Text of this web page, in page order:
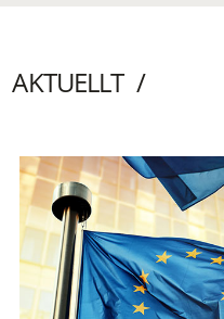
AKTUELLT